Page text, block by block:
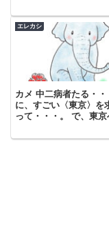
エレカシ
カメ 中二病者たる・
に、すごい〈東京〉を
って・・・。 で、東